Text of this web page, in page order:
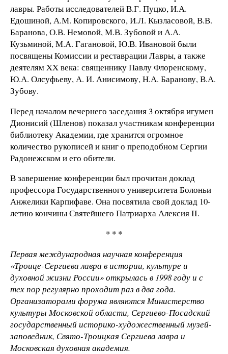
лавры. Работы исследователей В.Г. Пуцко, И.А.
Едошиной, А.М. Копировского, И.Л. Кызласовой, В.В.
Баранова, О.В. Немовой, М.В. Зубовой и А.А.
Кузьминой, М.А. Гагановой, Ю.В. Ивановой были
посвящены Комиссии и реставрации Лавры, а также
деятелям XX века: священнику Павлу Флоренскому,
Ю.А. Олсуфьеву, А. И. Анисимову, Н.А. Баранову, В.А.
Зубову.
Перед началом вечернего заседания 3 октября игумен
Дионисий (Шленов) показал участникам конференции
библиотеку Академии, где хранится огромное
количество рукописей и книг о преподобном Сергии
Радонежском и его обители.
В завершение конференции был прочитан доклад
профессора Государственного университета Болоньи
Анжелики Карпифаве. Она посвятила свой доклад 10-
летию кончины Святейшего Патриарха Алексия II.
* * *
Первая международная научная конференция
«Троице-Сергиева лавра в истории, культуре и
духовной жизни России» открылась в 1998 году и с
тех пор регулярно проходит раз в два года.
Организаторами форума являются Министерство
культуры Московской области, Сергиево-Посадский
государственный историко-художественный музей-
заповедник, Свято-Троицкая Сергиева лавра и
Московская духовная академия.